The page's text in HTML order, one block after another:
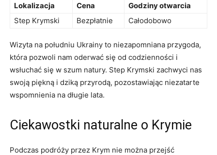
Lokalizacja Cena
Godziny otwarcia
Step Krymski
Bezpłatnie Całodobowo
Wizyta na południu Ukrainy to niezapomniana przygoda,
która pozwoli nam oderwać się od codzienności i
wsłuchać się w szum natury. Step Krymski zachwyci nas
swoją piękną i dziką przyrodą, pozostawiając niezatarte
wspomnienia na długie lata.
Ciekawostki naturalne o Krymie
Podczas podróży przez Krym nie można przejść